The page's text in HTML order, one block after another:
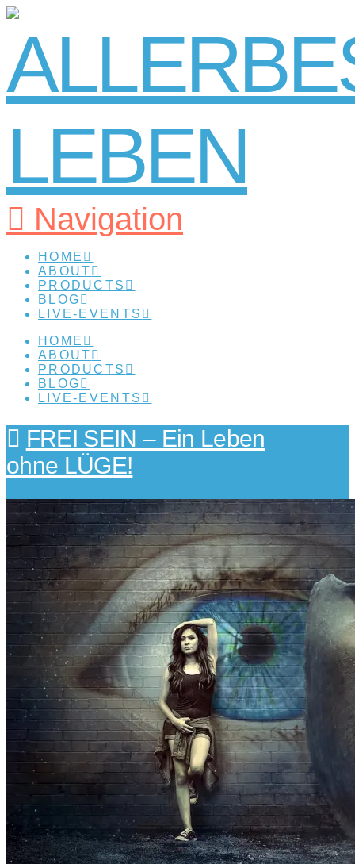
Navigation
HOME
ABOUT
PRODUCTS
BLOG
LIVE-EVENTS
HOME
ABOUT
PRODUCTS
BLOG
LIVE-EVENTS
FREI SEIN – Ein Leben
ohne LÜGE!